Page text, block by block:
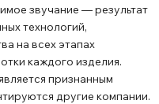
звучание ― результат
технологий,
на всех этапах
каждого изделия.
признанным
другие компании.